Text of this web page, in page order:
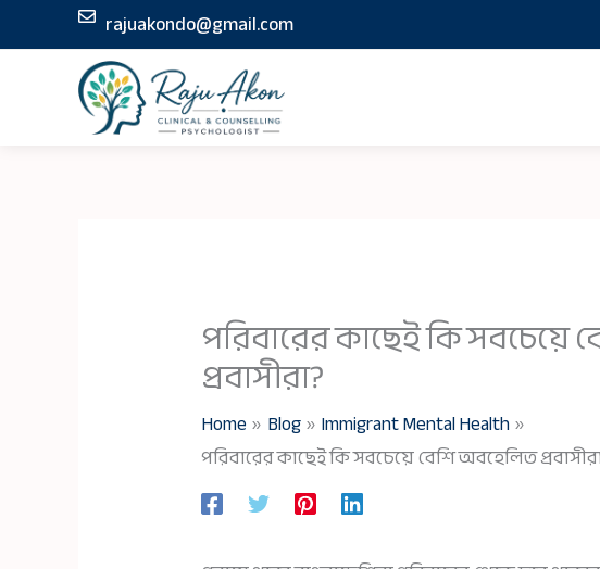
to
rajuakondo@gmail.com
পরিবারের কাছেই কি সবচেয়ে
প্রবাসীরা?
Home Blog
Immigrant Mental Health
পরিবারের কাছেই কি সবচেয়ে বেশি অবহেলিত